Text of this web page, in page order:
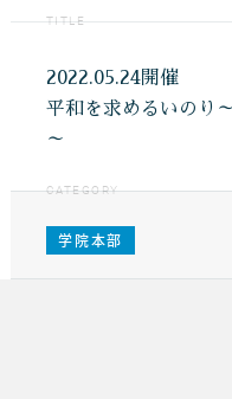
TITLE
2022.05.24開催
平和を求めるいのり
～
CATEGORY
学院本部